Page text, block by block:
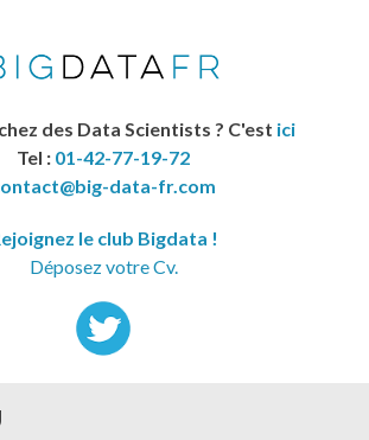
des Data Scientists ? C'est ici
Tel : 01-42-77-19-72
data-fr.com
le club Bigdata !
Déposez votre Cv.